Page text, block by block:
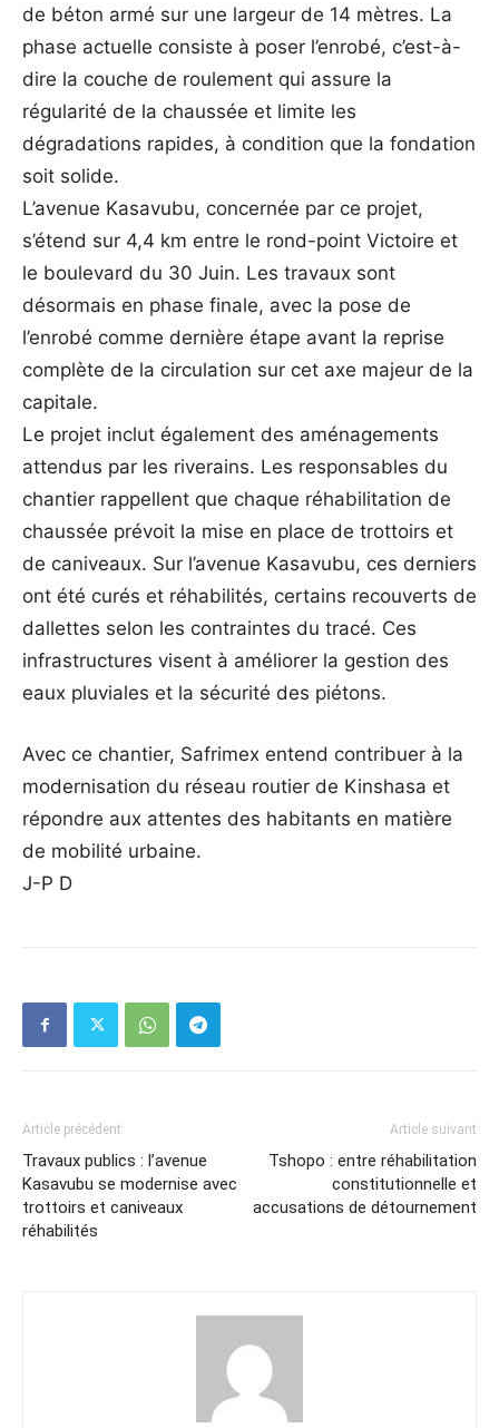
de béton armé sur une largeur de 14 mètres. La
phase actuelle consiste à poser l’enrobé, c’est-à-
dire la couche de roulement qui assure la
régularité de la chaussée et limite les
dégradations rapides, à condition que la fondation
soit solide.
L’avenue Kasavubu, concernée par ce projet,
s’étend sur 4,4 km entre le rond-point Victoire et
le boulevard du 30 Juin. Les travaux sont
désormais en phase finale, avec la pose de
l’enrobé comme dernière étape avant la reprise
complète de la circulation sur cet axe majeur de la
capitale.
Le projet inclut également des aménagements
attendus par les riverains. Les responsables du
chantier rappellent que chaque réhabilitation de
chaussée prévoit la mise en place de trottoirs et
de caniveaux. Sur l’avenue Kasavubu, ces derniers
ont été curés et réhabilités, certains recouverts de
dallettes selon les contraintes du tracé. Ces
infrastructures visent à améliorer la gestion des
eaux pluviales et la sécurité des piétons.
Avec ce chantier, Safrimex entend contribuer à la
modernisation du réseau routier de Kinshasa et
répondre aux attentes des habitants en matière
de mobilité urbaine.
J-P D
Article précédent
Travaux publics : l’avenue
Kasavubu se modernise avec
trottoirs et caniveaux
réhabilités
Article suivant
Tshopo : entre réhabilitation
constitutionnelle et
accusations de détournement